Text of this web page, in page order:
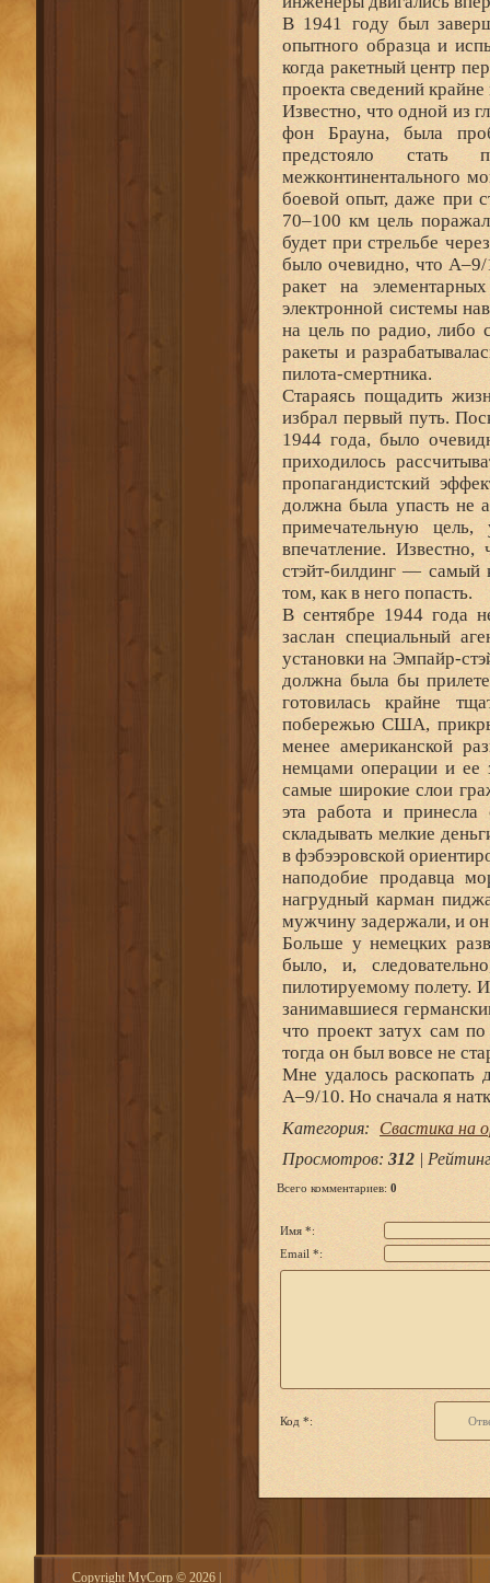
В 1941 году был
опытного образца и
когда ракетный центр
проекта сведений
Известно, что одной из
фон Брауна, была
предстояло стать
межконтинентального
боевой опыт, даже при
70–100 км цель
будет при стрельбе
было очевидно, что А–9/
ракет на
электронной системы
на цель по радио, либо
ракеты и
пилота-смертника.
Стараясь пощадить
избрал первый путь.
1944 года, было
приходилось
пропагандистский
должна была упасть не
примечательную
впечатление. Известно,
стэйт-билдинг — самый
том, как в него попасть.
В сентябре 1944 года
заслан специальный
установки на Эмпайр-
должна была бы
готовилась крайне
побережью США,
менее американской
немцами операции и ее
самые широкие слои
эта работа и
складывать мелкие
в фэбээровской
наподобие продавца
нагрудный карман
мужчину задержали, и он
Больше у немецких
было, и,
пилотируемому полету.
занимавшиеся
что проект затух сам
тогда он был вовсе не
Мне удалось раскопать
А–9/10. Но сначала я
Категория: Свастика на
Просмотров: 312 | Рейтинг
Всего комментариев: 0
Имя *:
Email *:
Код *:
Copyright MyCorp © 2026